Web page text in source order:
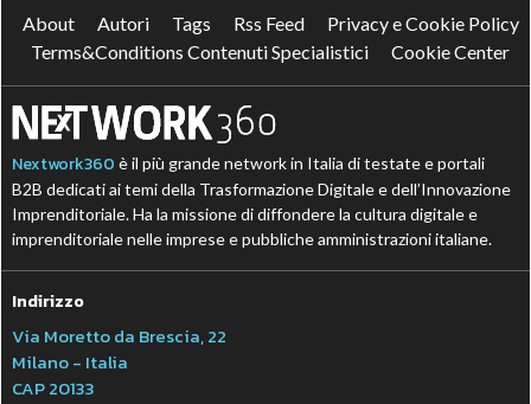
About Autori Tags Rss Feed
Privacy e Cookie Policy
Terms&Conditions Contenuti Specialistici
Cookie Center
Nextwork360 è il più grande network in Italia di testate e portali
B2B dedicati ai temi della Trasformazione Digitale e dell’Innovazione
Imprenditoriale. Ha la missione di diffondere la cultura digitale e
imprenditoriale nelle imprese e pubbliche amministrazioni italiane.
Indirizzo
Via Moretto da Brescia, 22
Milano - Italia
CAP 20133